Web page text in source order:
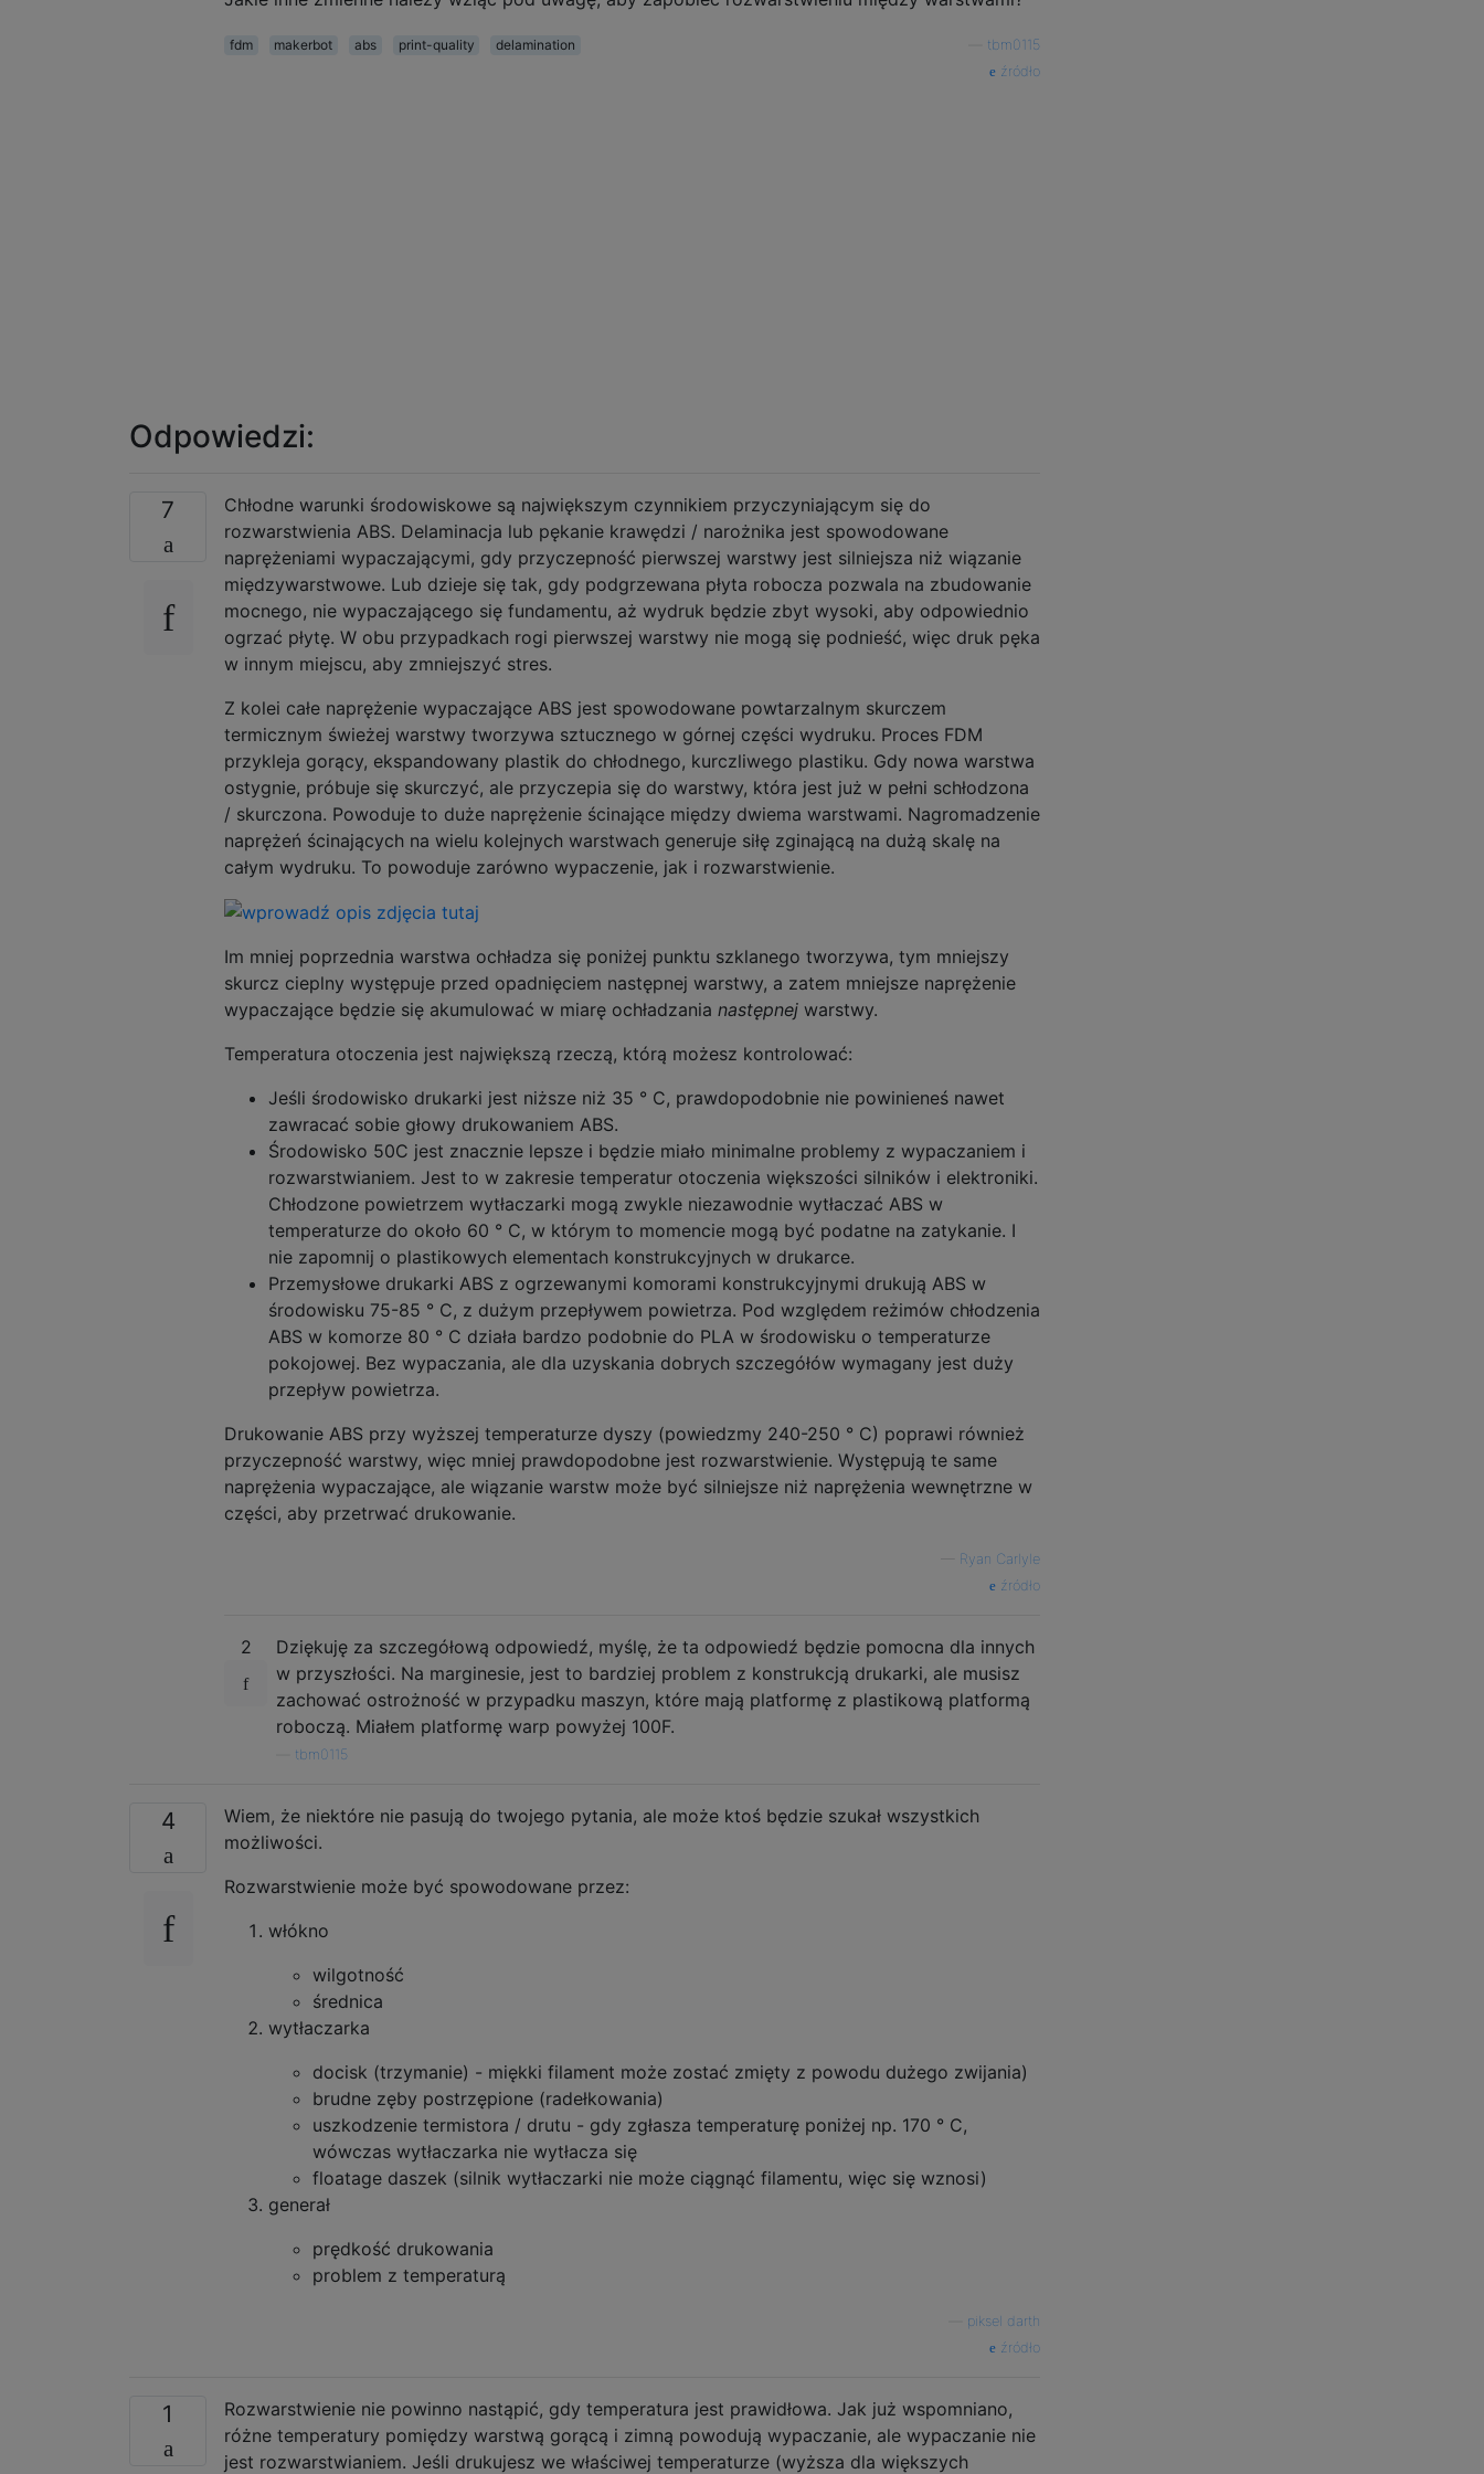
fdm makerbot abs print-quality delamination
tbm0115
źródło
Odpowiedzi:
7
Chłodne warunki środowiskowe są największym czynnikiem przyczyniającym się do
rozwarstwienia ABS. Delaminacja lub pękanie krawędzi / narożnika jest spowodowane
naprężeniami wypaczającymi, gdy przyczepność pierwszej warstwy jest silniejsza niż wiązanie
międzywarstwowe. Lub dzieje się tak, gdy podgrzewana płyta robocza pozwala na zbudowanie
mocnego, nie wypaczającego się fundamentu, aż wydruk będzie zbyt wysoki, aby odpowiednio
ogrzać płytę. W obu przypadkach rogi pierwszej warstwy nie mogą się podnieść, więc druk pęka
w innym miejscu, aby zmniejszyć stres.
Z kolei całe naprężenie wypaczające ABS jest spowodowane powtarzalnym skurczem
termicznym świeżej warstwy tworzywa sztucznego w górnej części wydruku. Proces FDM
przykleja gorący, ekspandowany plastik do chłodnego, kurczliwego plastiku. Gdy nowa warstwa
ostygnie, próbuje się skurczyć, ale przyczepia się do warstwy, która jest już w pełni schłodzona
/ skurczona. Powoduje to duże naprężenie ścinające między dwiema warstwami. Nagromadzenie
naprężeń ścinających na wielu kolejnych warstwach generuje siłę zginającą na dużą skalę na
całym wydruku. To powoduje zarówno wypaczenie, jak i rozwarstwienie.
Im mniej poprzednia warstwa ochładza się poniżej punktu szklanego tworzywa, tym mniejszy
skurcz cieplny występuje przed opadnięciem następnej warstwy, a zatem mniejsze naprężenie
wypaczające będzie się akumulować w miarę ochładzania następnej warstwy.
Temperatura otoczenia jest największą rzeczą, którą możesz kontrolować:
Jeśli środowisko drukarki jest niższe niż 35 ° C, prawdopodobnie nie powinieneś nawet
zawracać sobie głowy drukowaniem ABS.
Środowisko 50C jest znacznie lepsze i będzie miało minimalne problemy z wypaczaniem i
rozwarstwianiem. Jest to w zakresie temperatur otoczenia większości silników i elektroniki.
Chłodzone powietrzem wytłaczarki mogą zwykle niezawodnie wytłaczać ABS w
temperaturze do około 60 ° C, w którym to momencie mogą być podatne na zatykanie. I
nie zapomnij o plastikowych elementach konstrukcyjnych w drukarce.
Przemysłowe drukarki ABS z ogrzewanymi komorami konstrukcyjnymi drukują ABS w
środowisku 75-85 ° C, z dużym przepływem powietrza. Pod względem reżimów chłodzenia
ABS w komorze 80 ° C działa bardzo podobnie do PLA w środowisku o temperaturze
pokojowej. Bez wypaczania, ale dla uzyskania dobrych szczegółów wymagany jest duży
przepływ powietrza.
Drukowanie ABS przy wyższej temperaturze dyszy (powiedzmy 240-250 ° C) poprawi również
przyczepność warstwy, więc mniej prawdopodobne jest rozwarstwienie. Występują te same
naprężenia wypaczające, ale wiązanie warstw może być silniejsze niż naprężenia wewnętrzne w
części, aby przetrwać drukowanie.
Ryan Carlyle
źródło
2
Dziękuję za szczegółową odpowiedź, myślę, że ta odpowiedź będzie pomocna dla innych
w przyszłości. Na marginesie, jest to bardziej problem z konstrukcją drukarki, ale musisz
zachować ostrożność w przypadku maszyn, które mają platformę z plastikową platformą
roboczą. Miałem platformę warp powyżej 100F.
tbm0115
4
Wiem, że niektóre nie pasują do twojego pytania, ale może ktoś będzie szukał wszystkich
możliwości.
Rozwarstwienie może być spowodowane przez:
włókno
wilgotność
średnica
wytłaczarka
docisk (trzymanie) - miękki filament może zostać zmięty z powodu dużego zwijania)
brudne zęby postrzępione (radełkowania)
uszkodzenie termistora / drutu - gdy zgłasza temperaturę poniżej np. 170 ° C,
wówczas wytłaczarka nie wytłacza się
floatage daszek (silnik wytłaczarki nie może ciągnąć filamentu, więc się wznosi)
generał
prędkość drukowania
problem z temperaturą
piksel darth
źródło
1
Rozwarstwienie nie powinno nastąpić, gdy temperatura jest prawidłowa. Jak już wspomniano,
różne temperatury pomiędzy warstwą gorącą i zimną powodują wypaczanie, ale wypaczanie nie
jest rozwarstwianiem. Jeśli drukujesz we właściwej temperaturze (wyższa dla większych